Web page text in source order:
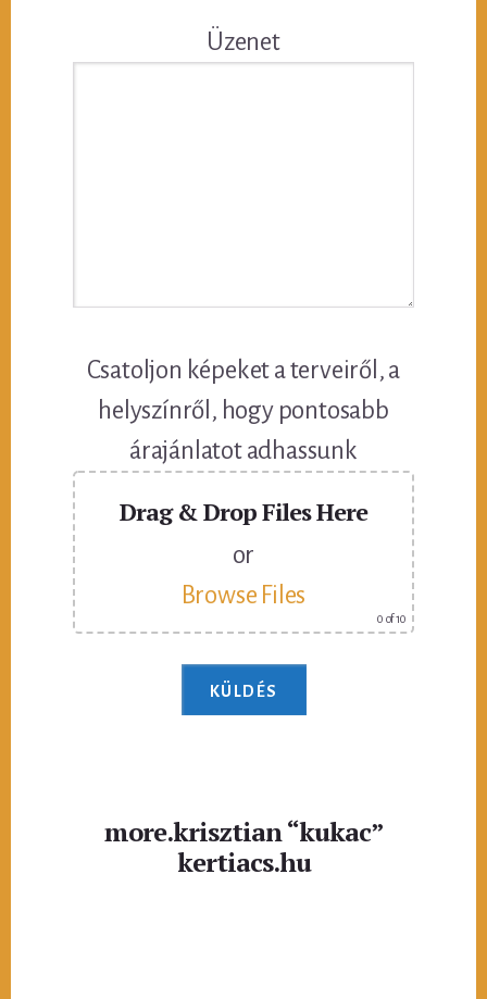
Üzenet
Csatoljon képeket a terveiről, a
helyszínről, hogy pontosabb
árajánlatot adhassunk
Drag & Drop Files Here
or
Browse Files
0 of 10
more.krisztian “kukac”
kertiacs.hu